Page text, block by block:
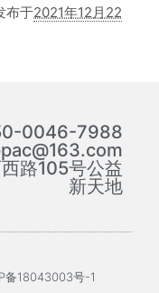
布于2021年12月22
0046-7988
路105号公益
新天地
18043003号-1